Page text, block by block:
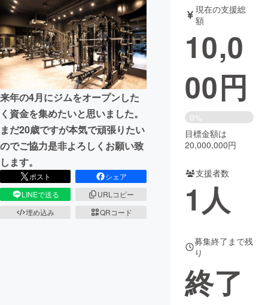
アート・写真 音楽
テクノロジー・ガジェット ゲーム・
映像・映画 書籍・雑誌
ビジネス・起業 チャレンジ
まちづくり・地域活性化
CAMPFIRE for Social Good CAMPFIRE Creation
CAMPFIREふるさと納税
コミュニティ
来年の4月にジムをオープンした
く資金を集めたいと思いました。
まだ20歳ですが本気で頑張りたい
のでご協力是非よろしくお願い致
します。
ポスト
シェア
LINEで送る
URLコピー
埋め込み
QRコード
現在の支援総
額
10,0
00円
0%
目標金額は
20,000,000円
支援者数
1人
募集終了まで残
り
終了